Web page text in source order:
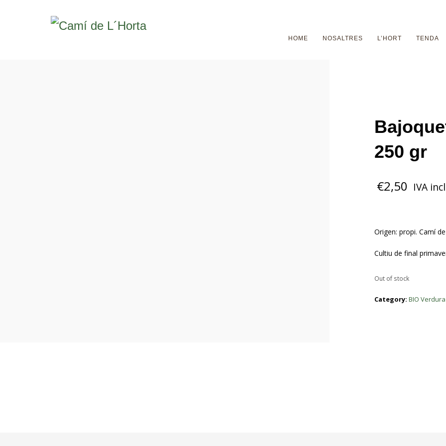
HOME NOSALTRES L’HORT TENDA
250 gr
€2,50 IVA
Origen: propi. Camí
Cultiu de final
Out of stock
Category: BIO Verdura